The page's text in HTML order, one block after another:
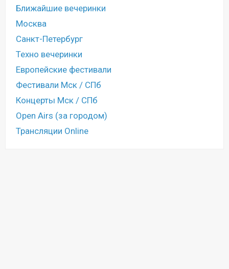
Ближайшие вечеринки
Москва
Санкт-Петербург
Техно вечеринки
Европейские фестивали
Фестивали Мск / СПб
Концерты Мск / СПб
Open Airs (за городом)
Трансляции Online